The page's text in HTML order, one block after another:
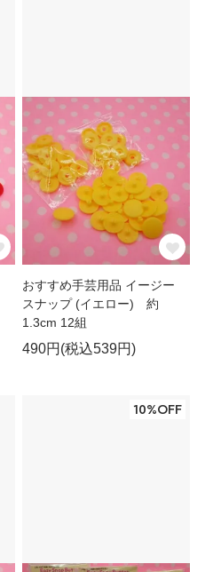
おすすめ手芸用品 イージー
スナップ (イエロー) 約
1.3cm 12組
490円(税込539円)
10%OFF